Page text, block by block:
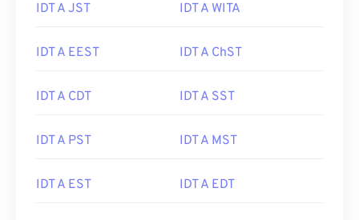
IDT A JST IDT A WITA
IDT A EEST IDT A ChST
IDT A CDT IDT A SST
IDT A PST IDT A MST
IDT A EST IDT A EDT